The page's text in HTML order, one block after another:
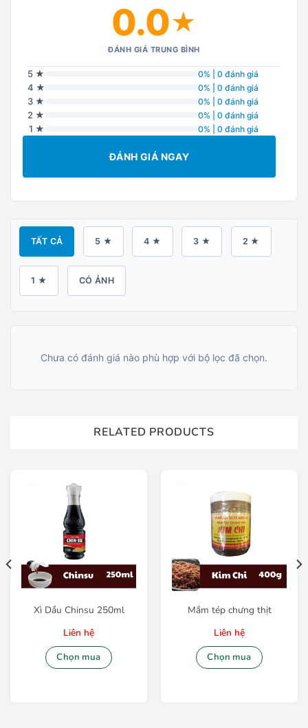
0.0★
ĐÁNH GIÁ TRUNG BÌNH
5 ★ 0% | 0 đánh giá
4 ★ 0% | 0 đánh giá
3 ★ 0% | 0 đánh giá
2 ★ 0% | 0 đánh giá
1 ★ 0% | 0 đánh giá
ĐÁNH GIÁ NGAY
TẤT CẢ 5 ★ 4 ★ 3 ★ 2 ★
1 ★ CÓ ẢNH
Chưa có đánh giá nào phù hợp với bộ lọc đã chọn.
RELATED PRODUCTS
Xì Dầu Chinsu 250ml
Liên hệ
Chọn mua
Mắm tép chưng thịt
Liên hệ
Chọn mua